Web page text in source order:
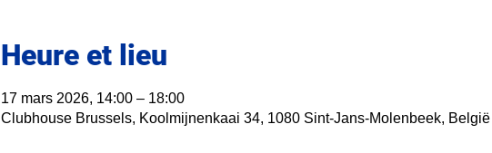
Heure et lieu
17 mars 2026, 14:00 – 18:00
Clubhouse Brussels, Koolmijnenkaai 34, 1080 Sint-Jans-Molenbeek, België